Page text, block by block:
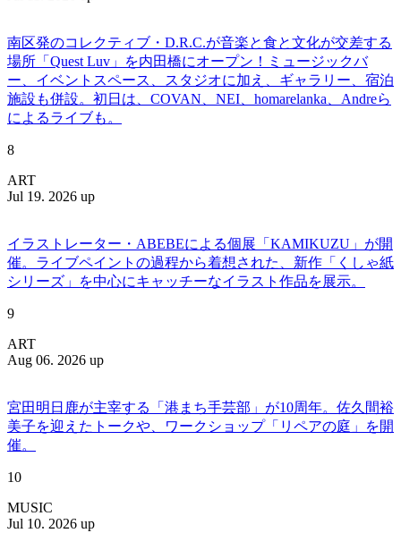
南区発のコレクティブ・D.R.C.が⾳楽と⾷と⽂化が交差する
場所「Quest Luv」を内田橋にオープン！ミュージックバ
ー、イベントスペース、スタジオに加え、ギャラリー、宿泊
施設も併設。初日は、COVAN、NEI、homarelanka、Andreら
によるライブも。
8
ART
Jul 19. 2026 up
イラストレーター・ABEBEによる個展「KAMIKUZU」が開
催。ライブペイントの過程から着想された、新作「くしゃ紙
シリーズ」を中心にキャッチーなイラスト作品を展示。
9
ART
Aug 06. 2026 up
宮田明日鹿が主宰する「港まち手芸部」が10周年。佐久間裕
美子を迎えたトークや、ワークショップ「リペアの庭」を開
催。
10
MUSIC
Jul 10. 2026 up